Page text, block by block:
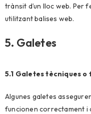
trànsit d’un lloc web. Per
utilitzant balises web.
5. Galetes
5.1 Galetes tècniques
Algunes galetes
funcionen correctament i